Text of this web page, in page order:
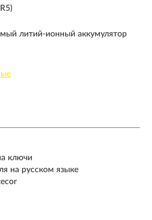
литий-ионный аккумулятор
ключи
на русском языке